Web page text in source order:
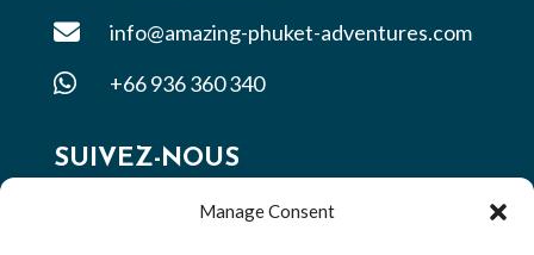
Manage Consent
 info@amazing-phuket-adventures.com
 +66 936 360 340
SUIVEZ-NOUS